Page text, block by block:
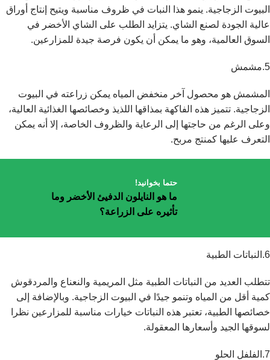
البيوت الزجاجية. ينمو هذا النبات في ظروف مناسبة ويتيح إنتاج أوراق
عالية الجودة لصنع الشاي. يتزايد الطلب على الشاي الأخضر في
السوق العالمية، وهو ما يمكن أن يكون فرصة جيدة للمزارعين.
5.مشمش
المشمش هو محصول آخر منخفض المياه يمكن زراعته في البيوت
الزجاجية. تتميز هذه الفاكهة بمذاقها اللذيذ وخصائصها الغذائية العالية،
وعلى الرغم من حاجتها إلى الرعاية والظروف الخاصة، إلا أنه يمكن
التعرف عليها كمنتج مربح.
حتما بخوانید!
ما هو النايلون الدفيئ الأخضر وما
تأثيره على الزراعة؟
6.النباتات الطبية
تتطلب العديد من النباتات الطبية مثل المريمية والنعناع والمردقوش
كمية أقل من المياه وتنمو جيدًا في البيوت الزجاجية. وبالإضافة إلى
خصائصها الطبية، تعتبر هذه النباتات خيارات مناسبة للمزارعين نظرا
لسوقها الجيد وأسعارها المعقولة.
7.الفلفل الحلو